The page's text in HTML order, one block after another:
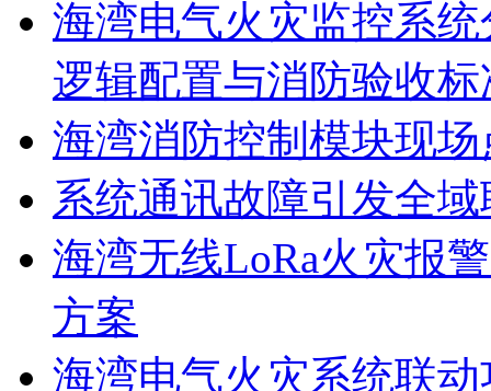
海湾电气火灾监控系
逻辑配置与消防验收标
海湾消防控制模块现
系统通讯故障引发全
海湾无线LoRa火灾报
方案
海湾电气火灾系统联